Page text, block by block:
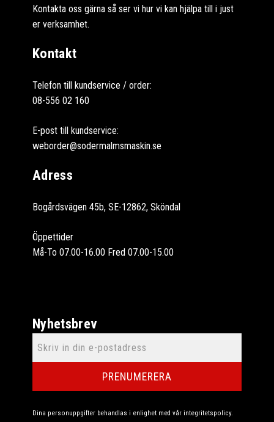
Kontakta oss gärna så ser vi hur vi kan hjälpa till i just
er verksamhet.
Kontakt
Telefon till kundservice / order:
08-556 02 160
E-post till kundservice:
weborder@sodermalmsmaskin.se
Adress
Bogårdsvägen 45b, SE-12862, Sköndal
Öppettider
Må-To 07.00-16.00 Fred 07.00-15.00
Nyhetsbrev
PRENUMERERA
Dina personuppgifter behandlas i enlighet med vår integritetspolicy.